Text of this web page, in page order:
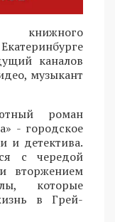
книжного
каналов
музыкант
роман
- городское
и детектива.
с чередой
вторжением
которые
в Грей-